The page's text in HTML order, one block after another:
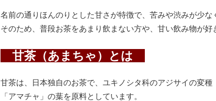
名前の通りほんのりとした甘さが特徴で、苦みや渋みが少な
そのため、普段お茶をあまり飲まない方や、甘い飲み物が好
甘茶（あまちゃ）とは
甘茶は、日本独自のお茶で、ユキノシタ科のアジサイの変種
「アマチャ」の葉を原料としています。